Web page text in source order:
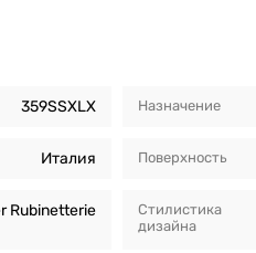
359SSXLX
Италия
Rubinetterie
Назначение
Поверхность
Стилистика
дизайна